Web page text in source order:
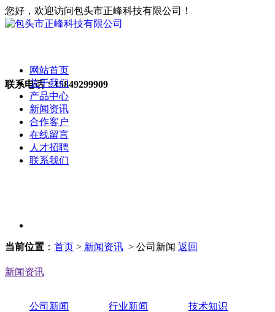
您好，欢迎访问包头市正峰科技有限公司！
联系电话：15849299909
网站首页
关于我们
产品中心
新闻资讯
合作客户
在线留言
人才招聘
联系我们
当前位置 ： 首页 > 新闻资讯 > 公司新闻 返回
新闻资讯
公司新闻 行业新闻 技术知识